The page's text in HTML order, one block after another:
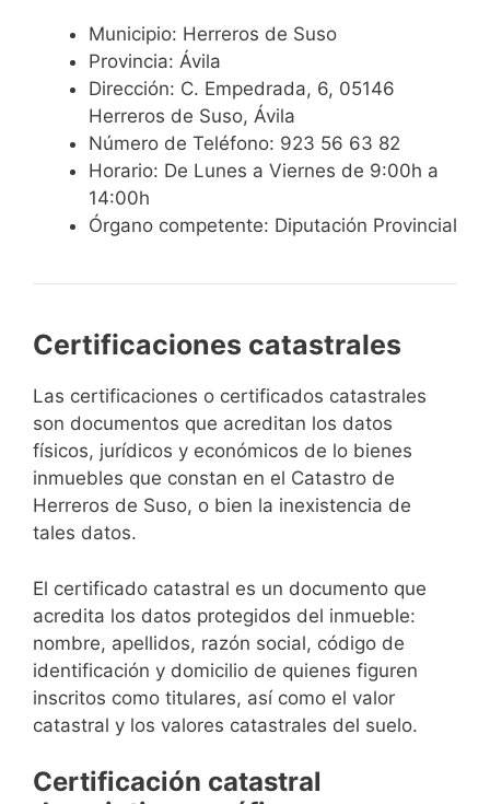
Municipio: Herreros de Suso
Provincia: Ávila
Dirección: C. Empedrada, 6, 05146
Herreros de Suso, Ávila
Número de Teléfono: 923 56 63 82
Horario: De Lunes a Viernes de 9:00h a
14:00h
Órgano competente: Diputación Provincial
Certificaciones catastrales
Las certificaciones o certificados catastrales
son documentos que acreditan los datos
físicos, jurídicos y económicos de lo bienes
inmuebles que constan en el Catastro de
Herreros de Suso, o bien la inexistencia de
tales datos.
El certificado catastral es un documento que
acredita los datos protegidos del inmueble:
nombre, apellidos, razón social, código de
identificación y domicilio de quienes figuren
inscritos como titulares, así como el valor
catastral y los valores catastrales del suelo.
Certificación catastral